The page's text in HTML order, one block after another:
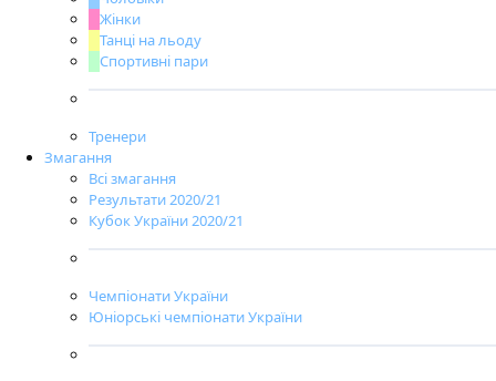
Жінки
Танці на льоду
Спортивні пари
Тренери
Змагання
Всі змагання
Результати 2020/21
Кубок України 2020/21
Чемпіонати України
Юніорські чемпіонати України